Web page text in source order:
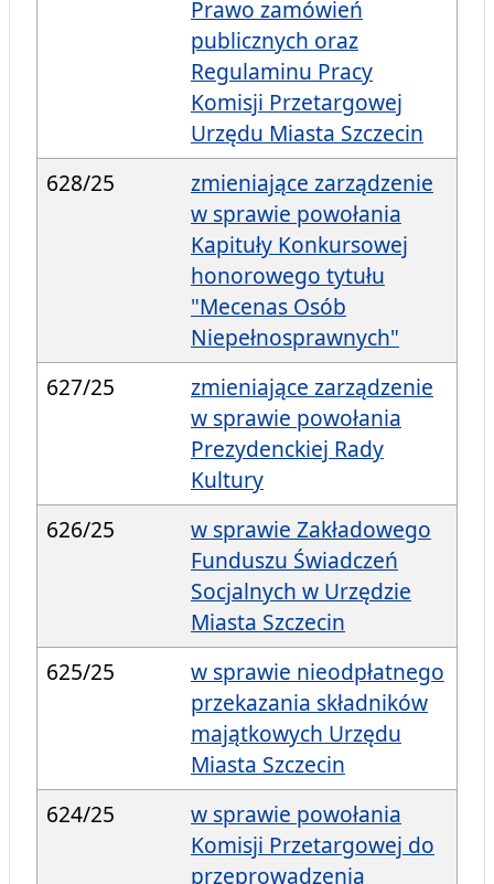
Prawo zamówień
publicznych oraz
Regulaminu Pracy
Komisji Przetargowej
Urzędu Miasta Szczecin
628/25
zmieniające zarządzenie
w sprawie powołania
Kapituły Konkursowej
honorowego tytułu
"Mecenas Osób
Niepełnosprawnych"
627/25
zmieniające zarządzenie
w sprawie powołania
Prezydenckiej Rady
Kultury
626/25
w sprawie Zakładowego
Funduszu Świadczeń
Socjalnych w Urzędzie
Miasta Szczecin
625/25
w sprawie nieodpłatnego
przekazania składników
majątkowych Urzędu
Miasta Szczecin
624/25
w sprawie powołania
Komisji Przetargowej do
przeprowadzenia